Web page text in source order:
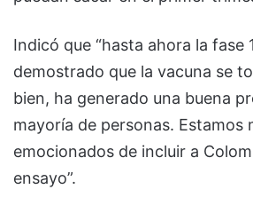
Indicó que “hasta ahora la fase
demostrado que la vacuna se
bien, ha generado una buena
mayoría de personas. Estamos
emocionados de incluir a
ensayo”.